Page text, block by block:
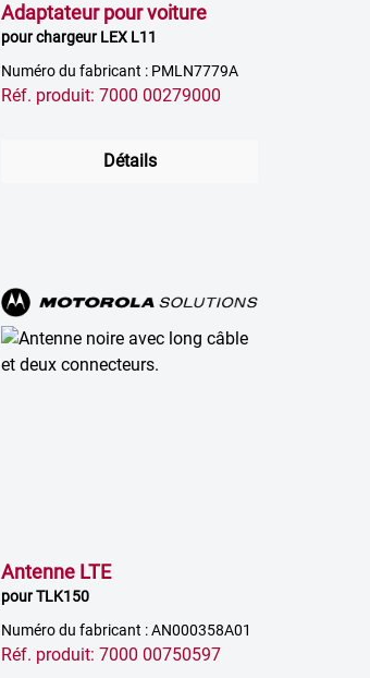
Adaptateur pour voiture
pour chargeur LEX L11
Numéro du fabricant : PMLN7779A
Réf. produit: 7000 00279000
Détails
Antenne LTE
pour TLK150
Numéro du fabricant : AN000358A01
Réf. produit: 7000 00750597